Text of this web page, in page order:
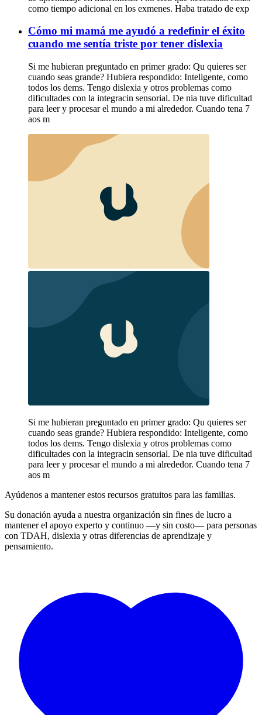
como tiempo adicional en los exmenes. Haba tratado de exp
Cómo mi mamá me ayudó a redefinir el éxito
cuando me sentía triste por tener dislexia
Si me hubieran preguntado en primer grado: Qu quieres ser
cuando seas grande? Hubiera respondido: Inteligente, como
todos los dems. Tengo dislexia y otros problemas como
dificultades con la integracin sensorial. De nia tuve dificultad
para leer y procesar el mundo a mi alrededor. Cuando tena 7
aos m
Si me hubieran preguntado en primer grado: Qu quieres ser
cuando seas grande? Hubiera respondido: Inteligente, como
todos los dems. Tengo dislexia y otros problemas como
dificultades con la integracin sensorial. De nia tuve dificultad
para leer y procesar el mundo a mi alrededor. Cuando tena 7
aos m
Ayúdenos a mantener estos recursos gratuitos para las familias.
Su donación ayuda a nuestra organización sin fines de lucro a
mantener el apoyo experto y continuo —y sin costo— para personas
con TDAH, dislexia y otras diferencias de aprendizaje y
pensamiento.